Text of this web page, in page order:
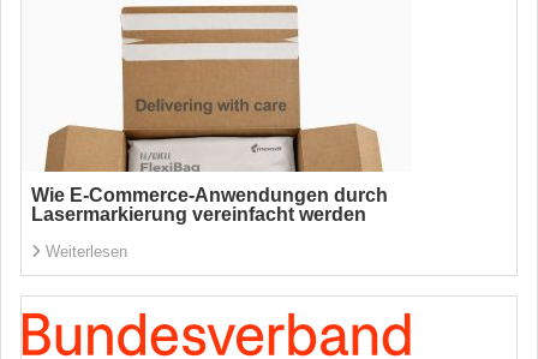
Wie E-Commerce-Anwendungen durch
Lasermarkierung vereinfacht werden
Weiterlesen